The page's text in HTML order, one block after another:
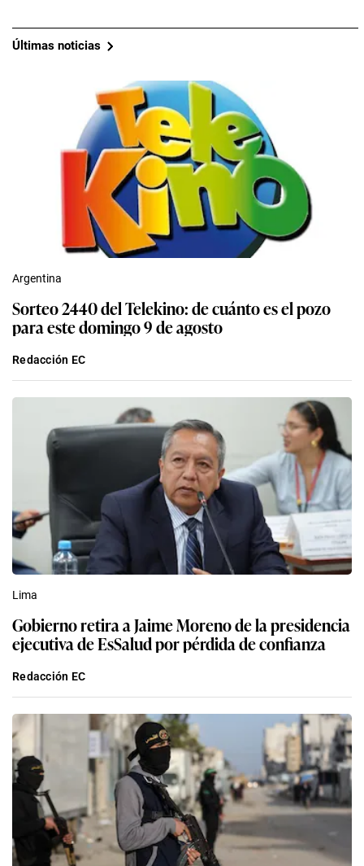
Últimas noticias
Argentina
Sorteo 2440 del Telekino: de cuánto es el pozo
para este domingo 9 de agosto
Redacción EC
Lima
Gobierno retira a Jaime Moreno de la presidencia
ejecutiva de EsSalud por pérdida de confianza
Redacción EC